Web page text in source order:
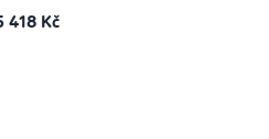
418 Kč